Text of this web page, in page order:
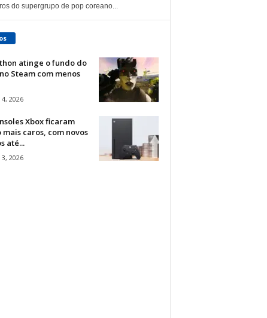
do supergrupo de pop coreano...
atinge o fundo do
Steam com menos
2026
Xbox ficaram
mais caros, com novos
até...
2026